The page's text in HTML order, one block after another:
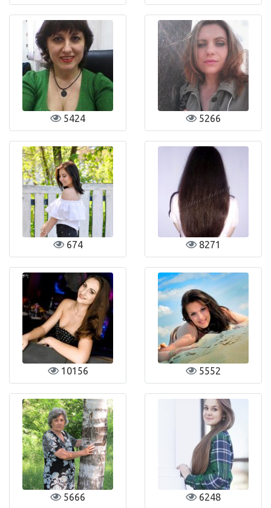
5424 5266
674 8271
10156 5552
5666 6248